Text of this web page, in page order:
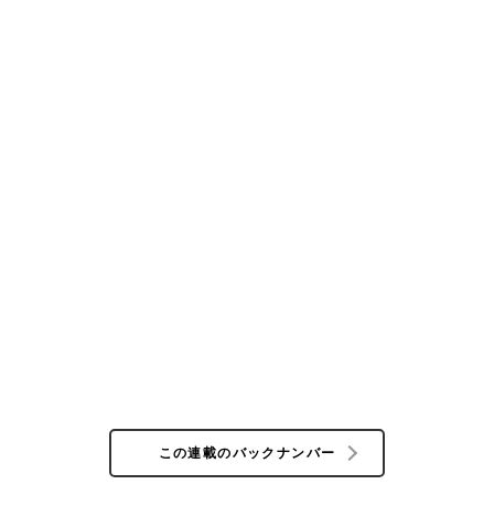
この連載のバックナンバー